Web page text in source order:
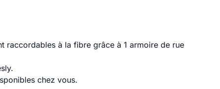
raccordables à la fibre grâce à 1 armoire de rue
chez vous.